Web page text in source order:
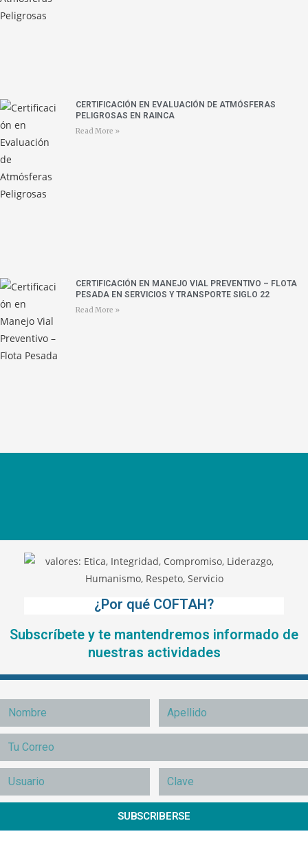
CERTIFICACIÓN EN EVALUACIÓN DE ATMÓSFERAS
PELIGROSAS EN RAINCA
Read More »
CERTIFICACIÓN EN MANEJO VIAL PREVENTIVO – FLOTA
PESADA EN SERVICIOS Y TRANSPORTE SIGLO 22
Read More »
¿Por qué COFTAH?
Subscríbete y te mantendremos informado de
nuestras actividades
SUBSCRIBERSE